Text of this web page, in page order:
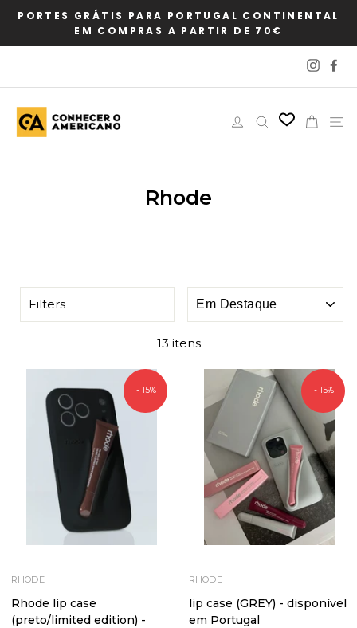
Pular
o
PORTES GRÁTIS PARA PORTUGAL CONTINENTAL
EM COMPRAS A PARTIR DE 70€
Iniciar sessão
Pesquisar
Rhode
Filters
13 itens
- 15%
RHODE
Rhode lip case
(preto/limited edition) -
- 15%
RHODE
lip case (GREY) - disponível
em Portugal